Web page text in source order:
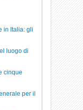
in Italia: gli
luogo di
cinque
per il